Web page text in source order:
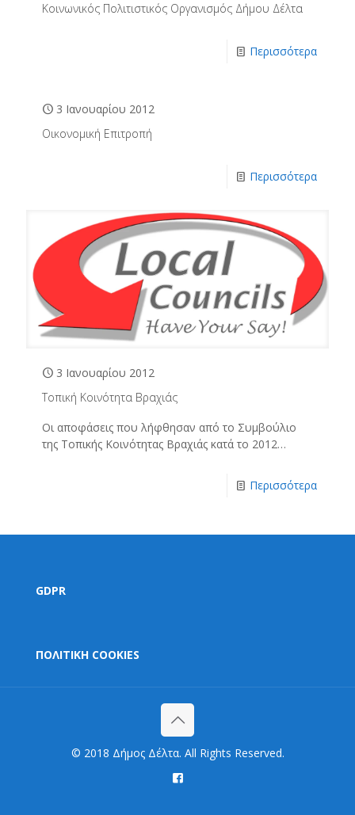
Κοινωνικός Πολιτιστικός Οργανισμός Δήμου Δέλτα
Περισσότερα
3 Ιανουαρίου 2012
Οικονομική Επιτροπή
Περισσότερα
3 Ιανουαρίου 2012
Τοπική Κοινότητα Βραχιάς
Οι αποφάσεις που λήφθησαν από το Συμβούλιο
της Τοπικής Κοινότητας Βραχιάς κατά το 2012…
Περισσότερα
GDPR
ΠΟΛΙΤΙΚΗ COOKIES
© 2018 Δήμος Δέλτα. All Rights Reserved.